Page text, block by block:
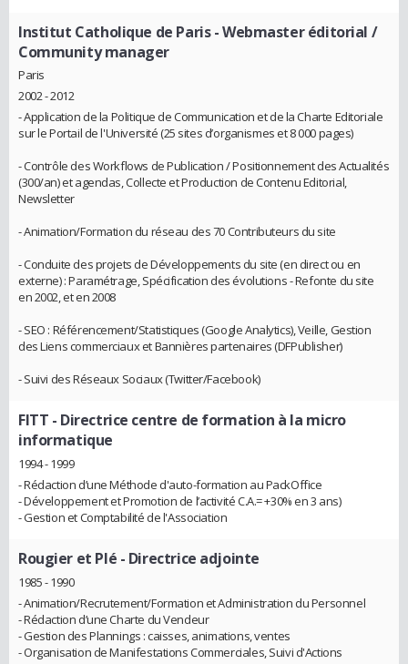
Institut Catholique de Paris- Webmaster éditorial /
Community manager
Paris
2002 - 2012
- Application de la Politique de Communication et de la Charte Editoriale
sur le Portail de l'Université (25 sites d’organismes et 8 000 pages)
- Contrôle des Workflows de Publication / Positionnement des Actualités
(300/an) et agendas, Collecte et Production de Contenu Editorial,
Newsletter
- Animation/Formation du réseau des 70 Contributeurs du site
- Conduite des projets de Développements du site (en direct ou en
externe) : Paramétrage, Spécification des évolutions - Refonte du site
en 2002, et en 2008
- SEO : Référencement/Statistiques (Google Analytics), Veille, Gestion
des Liens commerciaux et Bannières partenaires (DFPublisher)
- Suivi des Réseaux Sociaux (Twitter/Facebook)
FITT - Directrice centre de formation à la micro
informatique
1994 - 1999
- Rédaction d’une Méthode d'auto-formation au PackOffice
- Développement et Promotion de l’activité C.A.= +30% en 3 ans)
- Gestion et Comptabilité de l'Association
Rougier et Plé - Directrice adjointe
1985 - 1990
- Animation/Recrutement/Formation et Administration du Personnel
- Rédaction d’une Charte du Vendeur
- Gestion des Plannings : caisses, animations, ventes
- Organisation de Manifestations Commerciales, Suivi d'Actions